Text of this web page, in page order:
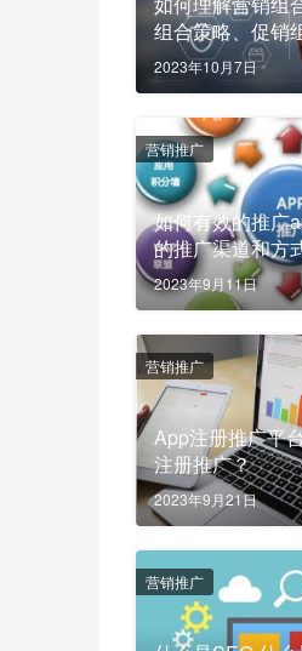
组合策略、促销
2023年10月7日
如何有效的推广
的推广渠道和方
2023年9月11日
营销推广
App注册推广平
注册推广？
2023年9月21日
营销推广
营销推广